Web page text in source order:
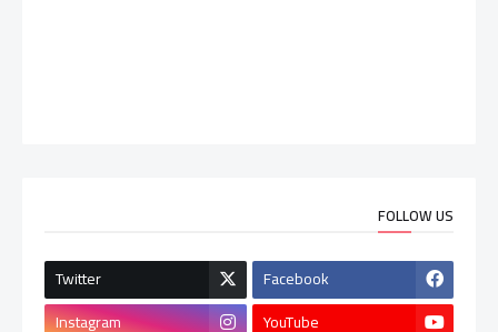
FOLLOW US
Facebook
Twitter
YouTube
Instagram